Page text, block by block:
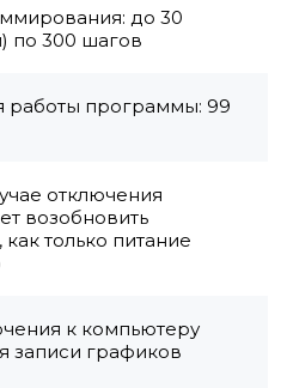
до 30
по 300 шагов
работы программы: 99
отключения
возобновить
только питание
к компьютеру
записи графиков